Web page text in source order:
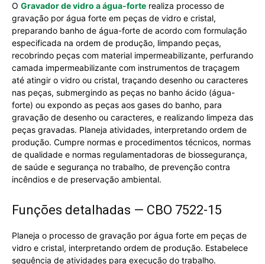
O Gravador de vidro a água-forte realiza processo de
gravação por água forte em peças de vidro e cristal,
preparando banho de água-forte de acordo com formulação
especificada na ordem de produção, limpando peças,
recobrindo peças com material impermeabilizante, perfurando
camada impermeabilizante com instrumentos de traçagem
até atingir o vidro ou cristal, traçando desenho ou caracteres
nas peças, submergindo as peças no banho ácido (água-
forte) ou expondo as peças aos gases do banho, para
gravação de desenho ou caracteres, e realizando limpeza das
peças gravadas. Planeja atividades, interpretando ordem de
produção. Cumpre normas e procedimentos técnicos, normas
de qualidade e normas regulamentadoras de biossegurança,
de saúde e segurança no trabalho, de prevenção contra
incêndios e de preservação ambiental.
Funções detalhadas — CBO 7522-15
Planeja o processo de gravação por água forte em peças de
vidro e cristal, interpretando ordem de produção. Estabelece
sequência de atividades para execução do trabalho.